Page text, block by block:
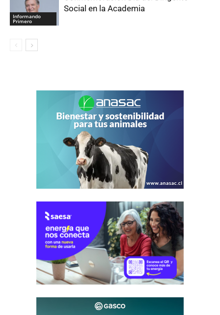
Informando
Primero
Social en la Academia